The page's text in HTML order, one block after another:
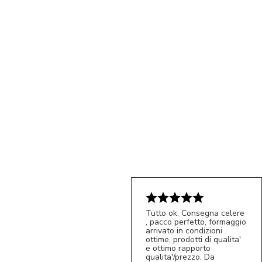
S* 5/5
Tutto ok. Consegna celere
, pacco perfetto, formaggio
arrivato in condizioni
ottime, prodotti di qualita'
e ottimo rapporto
qualita'/prezzo. Da